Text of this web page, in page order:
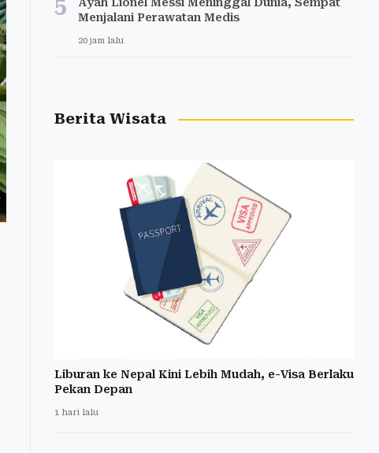
5
Menjalani Perawatan Medis
20 jam lalu
Berita Wisata
Liburan ke Nepal Kini Lebih Mudah, e-Visa Berlaku
Pekan Depan
1 hari lalu